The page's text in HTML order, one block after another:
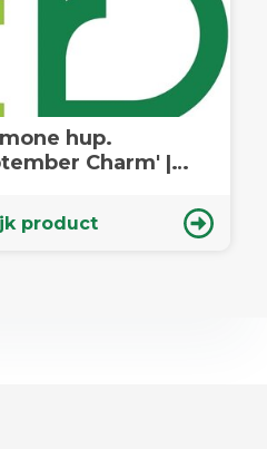
hup.
Charm' |
product